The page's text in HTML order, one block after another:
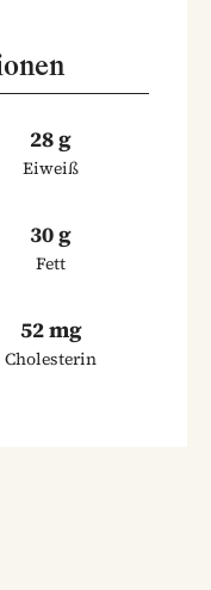
28 g
Eiweiß
30 g
Fett
52 mg
Cholesterin